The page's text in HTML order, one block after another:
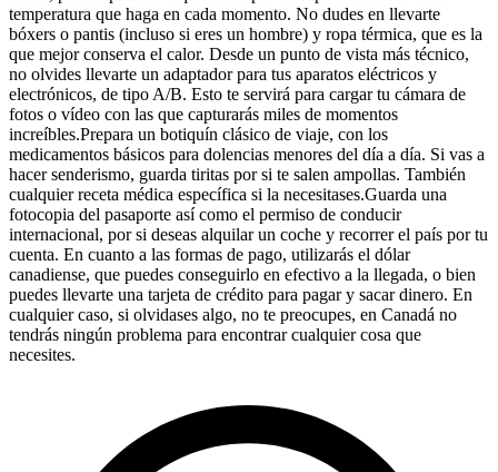
temperatura que haga en cada momento. No dudes en llevarte
bóxers o pantis (incluso si eres un hombre) y ropa térmica, que es la
que mejor conserva el calor. Desde un punto de vista más técnico,
no olvides llevarte un adaptador para tus aparatos eléctricos y
electrónicos, de tipo A/B. Esto te servirá para cargar tu cámara de
fotos o vídeo con las que capturarás miles de momentos
increíbles.Prepara un botiquín clásico de viaje, con los
medicamentos básicos para dolencias menores del día a día. Si vas a
hacer senderismo, guarda tiritas por si te salen ampollas. También
cualquier receta médica específica si la necesitases.Guarda una
fotocopia del pasaporte así como el permiso de conducir
internacional, por si deseas alquilar un coche y recorrer el país por tu
cuenta. En cuanto a las formas de pago, utilizarás el dólar
canadiense, que puedes conseguirlo en efectivo a la llegada, o bien
puedes llevarte una tarjeta de crédito para pagar y sacar dinero. En
cualquier caso, si olvidases algo, no te preocupes, en Canadá no
tendrás ningún problema para encontrar cualquier cosa que
necesites.